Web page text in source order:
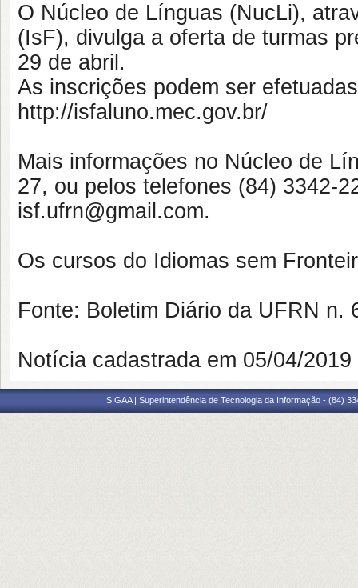
O Núcleo de Línguas (NucLi),
(IsF), divulga a oferta de turmas
29 de abril.
As inscrições podem ser
http://isfaluno.mec.gov.br/
Mais informações no Núcleo de
27, ou pelos telefones (84) 3342-
isf.ufrn@gmail.com.
Os cursos do Idiomas sem
Fonte: Boletim Diário da UFRN n.
Notícia cadastrada em 05/04/
SIGAA | Superintendência de Tecnologia da Informação - (84)